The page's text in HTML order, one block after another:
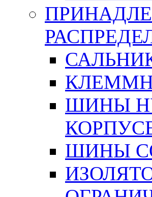
ШИНЫ
ШИНЫ